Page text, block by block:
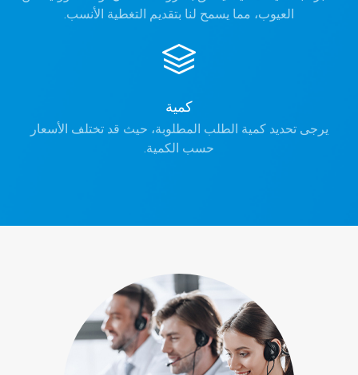
العيوب، مما يسمح لنا بتقديم التغطية الأنسب.
كمية
يرجى تحديد كمية الطلب المطلوبة، حيث قد تختلف الأسعار
حسب الكمية.